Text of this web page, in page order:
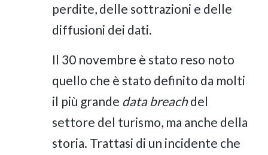
perdite, delle sottrazioni e delle
diffusioni dei dati.
Il 30 novembre è stato reso noto
quello che è stato definito da molti
il più grande data breachdel
settore del turismo, ma anche della
storia. Trattasi di un incidente che